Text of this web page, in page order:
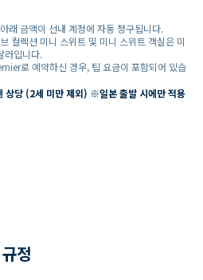
래 금액이 선내 계정에 자동 청구됩니다.
컬렉션 미니 스위트 및 미니 스위트 객실은 미
러입니다.
로 예약하신 경우, 팁 요금이 포함되어 있습
상당 (2세 미만 제외) ※일본 출발 시에만 적용
정